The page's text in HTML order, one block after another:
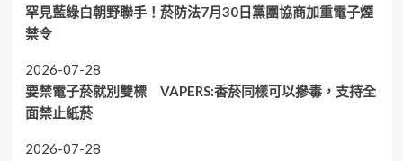
罕見藍綠白朝野聯手！菸防法7月30日黨團協商加重電子煙
禁令
2026-07-28
要禁電子菸就別雙標 VAPERS:香菸同樣可以摻毒，支持全
面禁止紙菸
2026-07-28